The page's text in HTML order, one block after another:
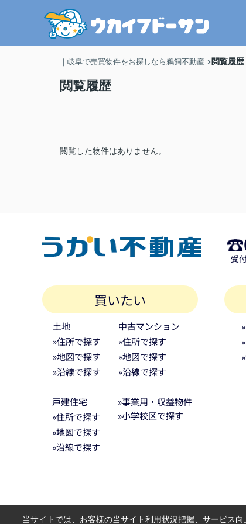
｜岐阜で売買物件をお探しなら鵜飼不動産 閲覧履歴
閲覧履歴
閲覧した物件はありません。
受
買いたい
土地
»住所で探す
»地図で探す
»沿線で探す
中古マンション
»住所で探す
»地図で探す
»沿線で探す
戸建住宅
»住所で探す
»地図で探す
»沿線で探す
»事業用・収益物件
»小学校区で探す
当サイトでは、お客様の当サイト利用状況把握、サービス